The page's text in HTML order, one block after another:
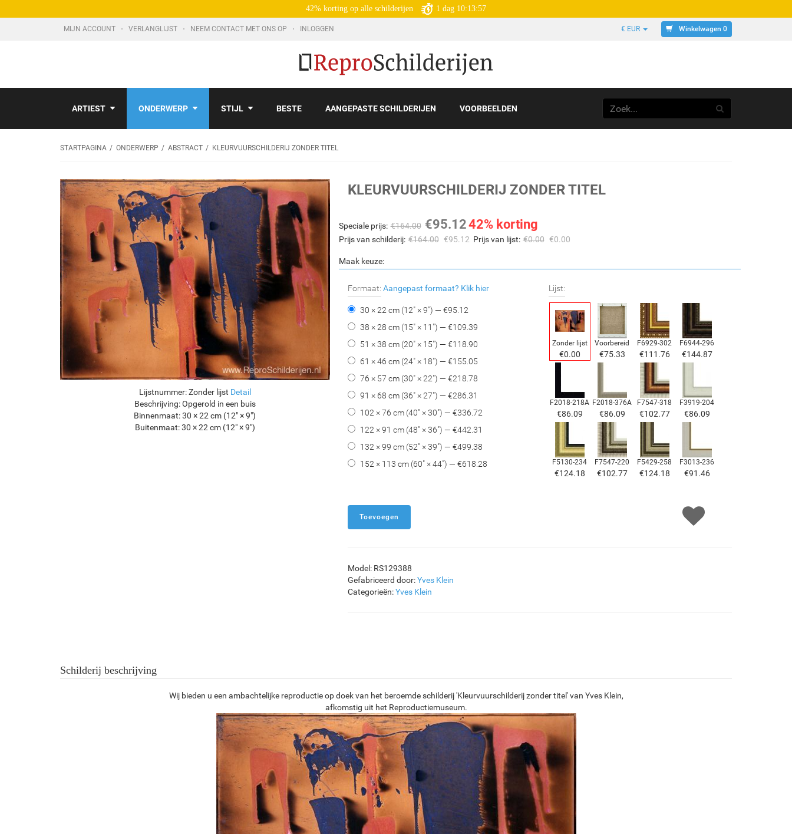
42% korting op alle schilderijen 1 dag 10:13:55
MIJN ACCOUNT VERLANGLIJST NEEM CONTACT MET ONS OP INLOGGEN € EUR Winkelwagen 0
ARTIEST ONDERWERP STIJL BESTE AANGEPASTE SCHILDERIJEN VOORBEELDEN
STARTPAGINA ONDERWERP ABSTRACT KLEURVUURSCHILDERIJ ZONDER TITEL
Lijstnummer: Zonder lijst Detail
Beschrijving: Opgerold in een buis
Binnenmaat: 30 × 22 cm (12" × 9")
Buitenmaat: 30 × 22 cm (12" × 9")
KLEURVUURSCHILDERIJ ZONDER TITEL
Speciale prijs: €164.00 €95.1242% korting
Prijs van schilderij: €164.00 €95.12 Prijs van lijst: €0.00 €0.00
Maak keuze:
Formaat: Aangepast formaat? Klik hier
30 × 22 cm (12" × 9") — €95.12
38 × 28 cm (15" × 11") — €109.39
51 × 38 cm (20" × 15") — €118.90
61 × 46 cm (24" × 18") — €155.05
76 × 57 cm (30" × 22") — €218.78
91 × 68 cm (36" × 27") — €286.31
102 × 76 cm (40" × 30") — €336.72
122 × 91 cm (48" × 36") — €442.31
132 × 99 cm (52" × 39") — €499.38
152 × 113 cm (60" × 44") — €618.28
Lijst:
Zonder lijst
€0.00
Voorbereid
€75.33
F6929-302
€111.76
F6944-296
€144.87
F2018-218A
€86.09
F2018-376A
€86.09
F7547-318
€102.77
F3919-204
€86.09
F5130-234
€124.18
F7547-220
€102.77
F5429-258
€124.18
F3013-236
€91.46
F7034-298
F2833-204
€102.65
Model: RS129388
Gefabriceerd door:Yves Klein
Categorieën:Yves Klein
Schilderij beschrijving
Wij bieden u een ambachtelijke reproductie op doek van het beroemde schilderij 'Kleurvuurschilderij zonder titel' van Yves Klein,
afkomstig uit het Reproductiemuseum.